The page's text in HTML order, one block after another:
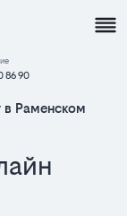
86 90
в Раменском